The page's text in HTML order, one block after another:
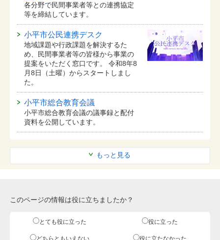
もっと見る
各分野で民間事業者等との連携協定
等を締結しています。
小平市公民連携デスク
地域課題や行政課題を解決するた
め、民間事業者等の皆様から事業の
提案をいただく窓口です。 令和8年8
月8日（土曜）からスタートしまし
た。
小平市総合教育会議
小平市総合教育会議の議事録と配付
資料を公開しています。
このページの情報は役に立ちましたか？
とても役に立った 役に立った
どちらともいえない 役に立たなかった